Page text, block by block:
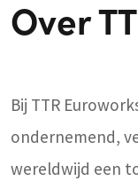
Over
Bij TTR
ondernemend,
wereldwijd een